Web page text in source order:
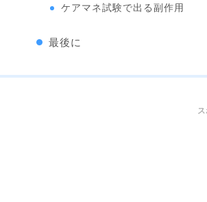
ケアマネ試験で出る副作用
最後に